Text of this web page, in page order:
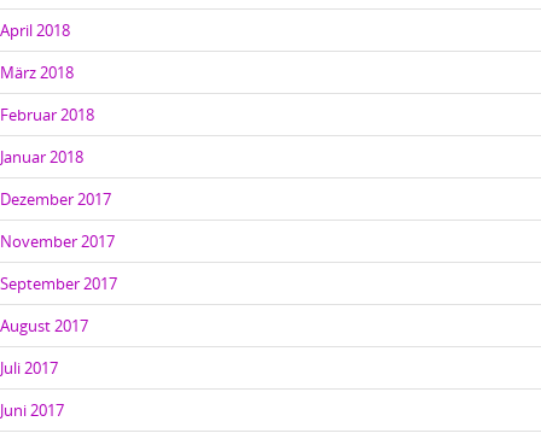
April 2018
März 2018
Februar 2018
Januar 2018
Dezember 2017
November 2017
September 2017
August 2017
Juli 2017
Juni 2017